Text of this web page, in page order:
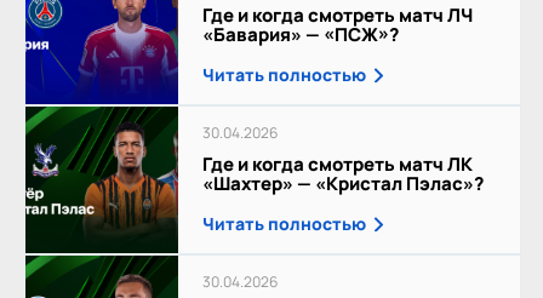
Где и когда смотреть матч ЛЧ
«Бавария» — «ПСЖ»?
Читать полностью
30.04.2026
Где и когда смотреть матч ЛК
«Шахтер» — «Кристал Пэлас»?
Читать полностью
30.04.2026